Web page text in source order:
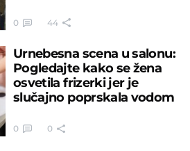
0 44
Urnebesna scena u salonu:
Pogledajte kako se žena
osvetila frizerki jer je
slučajno poprskala vodom
0 0